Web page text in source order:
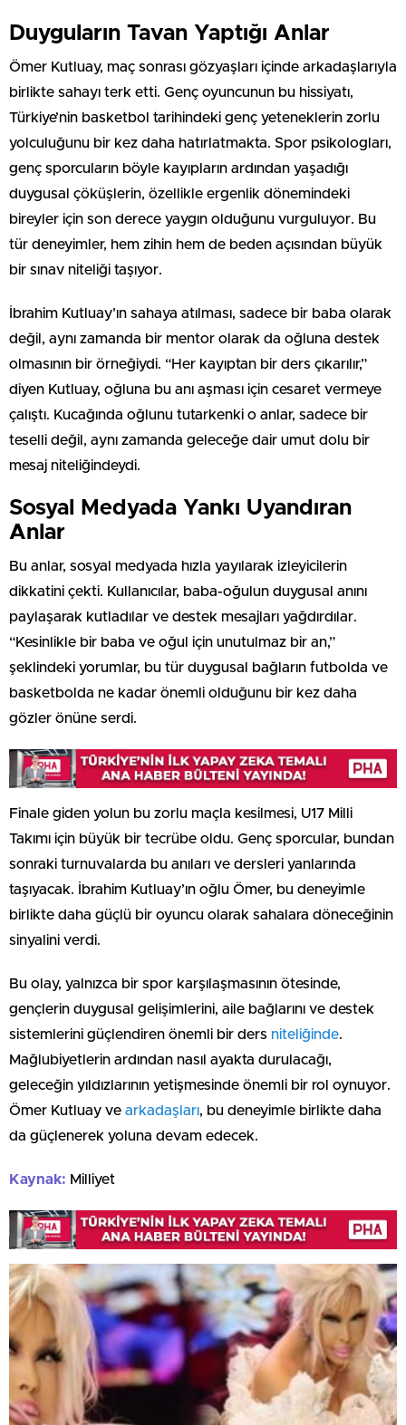
Duyguların Tavan Yaptığı Anlar
Ömer Kutluay, maç sonrası gözyaşları içinde arkadaşlarıyla
birlikte sahayı terk etti. Genç oyuncunun bu hissiyatı,
Türkiye’nin basketbol tarihindeki genç yeteneklerin zorlu
yolculuğunu bir kez daha hatırlatmakta. Spor psikologları,
genç sporcuların böyle kayıpların ardından yaşadığı
duygusal çöküşlerin, özellikle ergenlik dönemindeki
bireyler için son derece yaygın olduğunu vurguluyor. Bu
tür deneyimler, hem zihin hem de beden açısından büyük
bir sınav niteliği taşıyor.
İbrahim Kutluay’ın sahaya atılması, sadece bir baba olarak
değil, aynı zamanda bir mentor olarak da oğluna destek
olmasının bir örneğiydi. “Her kayıptan bir ders çıkarılır,”
diyen Kutluay, oğluna bu anı aşması için cesaret vermeye
çalıştı. Kucağında oğlunu tutarkenki o anlar, sadece bir
teselli değil, aynı zamanda geleceğe dair umut dolu bir
mesaj niteliğindeydi.
Sosyal Medyada Yankı Uyandıran
Anlar
Bu anlar, sosyal medyada hızla yayılarak izleyicilerin
dikkatini çekti. Kullanıcılar, baba-oğulun duygusal anını
paylaşarak kutladılar ve destek mesajları yağdırdılar.
“Kesinlikle bir baba ve oğul için unutulmaz bir an,”
şeklindeki yorumlar, bu tür duygusal bağların futbolda ve
basketbolda ne kadar önemli olduğunu bir kez daha
gözler önüne serdi.
Finale giden yolun bu zorlu maçla kesilmesi, U17 Milli
Takımı için büyük bir tecrübe oldu. Genç sporcular, bundan
sonraki turnuvalarda bu anıları ve dersleri yanlarında
taşıyacak. İbrahim Kutluay’ın oğlu Ömer, bu deneyimle
birlikte daha güçlü bir oyuncu olarak sahalara döneceğinin
sinyalini verdi.
Bu olay, yalnızca bir spor karşılaşmasının ötesinde,
gençlerin duygusal gelişimlerini, aile bağlarını ve destek
sistemlerini güçlendiren önemli bir ders niteliğinde.
Mağlubiyetlerin ardından nasıl ayakta durulacağı,
geleceğin yıldızlarının yetişmesinde önemli bir rol oynuyor.
Ömer Kutluay ve arkadaşları, bu deneyimle birlikte daha
da güçlenerek yoluna devam edecek.
Kaynak: Milliyet